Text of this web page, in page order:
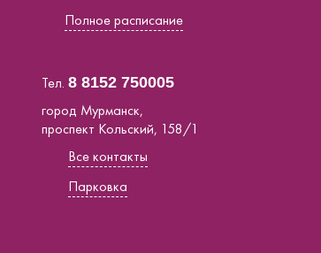
Полное расписание
Тел. 8 8152 750005
город Мурманск,
проспект Кольский, 158/1
Все контакты
Парковка